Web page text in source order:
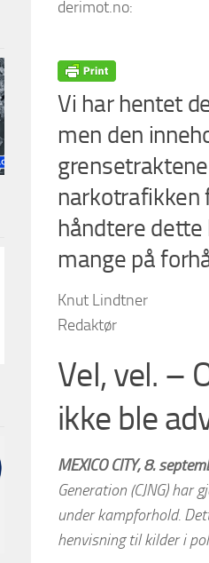
derimot.no:
Vi har hentet
men den
narkotrafikken
håndtere dette
mange på
Knut Lindtner
Redaktør
Vel, vel. –
ikke ble
MEXICO CITY, 8.
Generation (CJNG)
under kampforhold.
henvisning til kilder i